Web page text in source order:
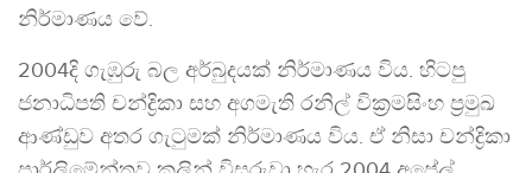
නිර්මාණය වේ.
2004දි ‌ගැඹුරු බල අර්බුදයක් නිර්මාණය විය. හිටපු
ජනාධිපති චන්ද්‍රිකා සහ අගමැති රනිල් වික්‍රමසිංහ ප්‍රමුඛ
ආණ්ඩුව අතර ගැටුමක් නිර්මාණය විය. ඒ නිසා චන්ද්‍රිකා